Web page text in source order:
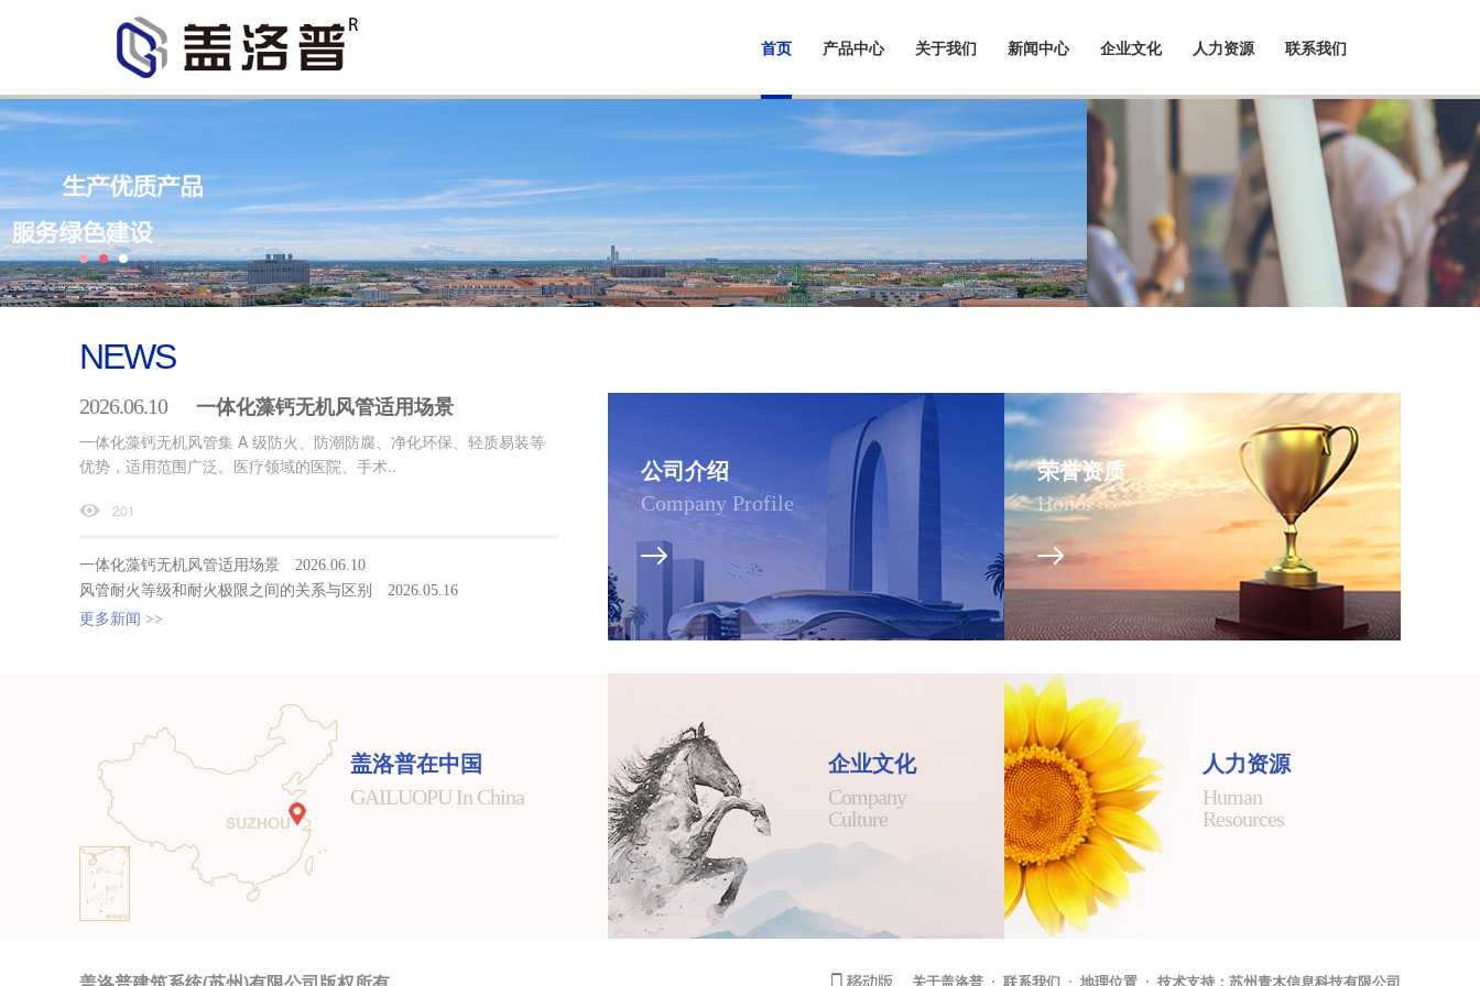
首页 产品中心 关于我们 新闻中心 企业文化 人力资源 联系我们
NEWS
2026.06.10 一体化藻钙无机风管适用场景
一体化藻钙无机风管集 A 级防火、防潮防腐、净化环保、轻质易装等
优势，适用范围广泛。医疗领域的医院、手术..
201
一体化藻钙无机风管适用场景 2026.06.10
风管耐火等级和耐火极限之间的关系与区别
2026.05.16
更多新闻 >>
公司介绍
Company Profile
荣誉资质
Honor
盖洛普在中国
GAILUOPU In China
企业文化
Company
Culture
人力资源
Human
Resources
关于盖洛普 联系我们 地理位置 技术支持：苏州青木信息科技有限公司